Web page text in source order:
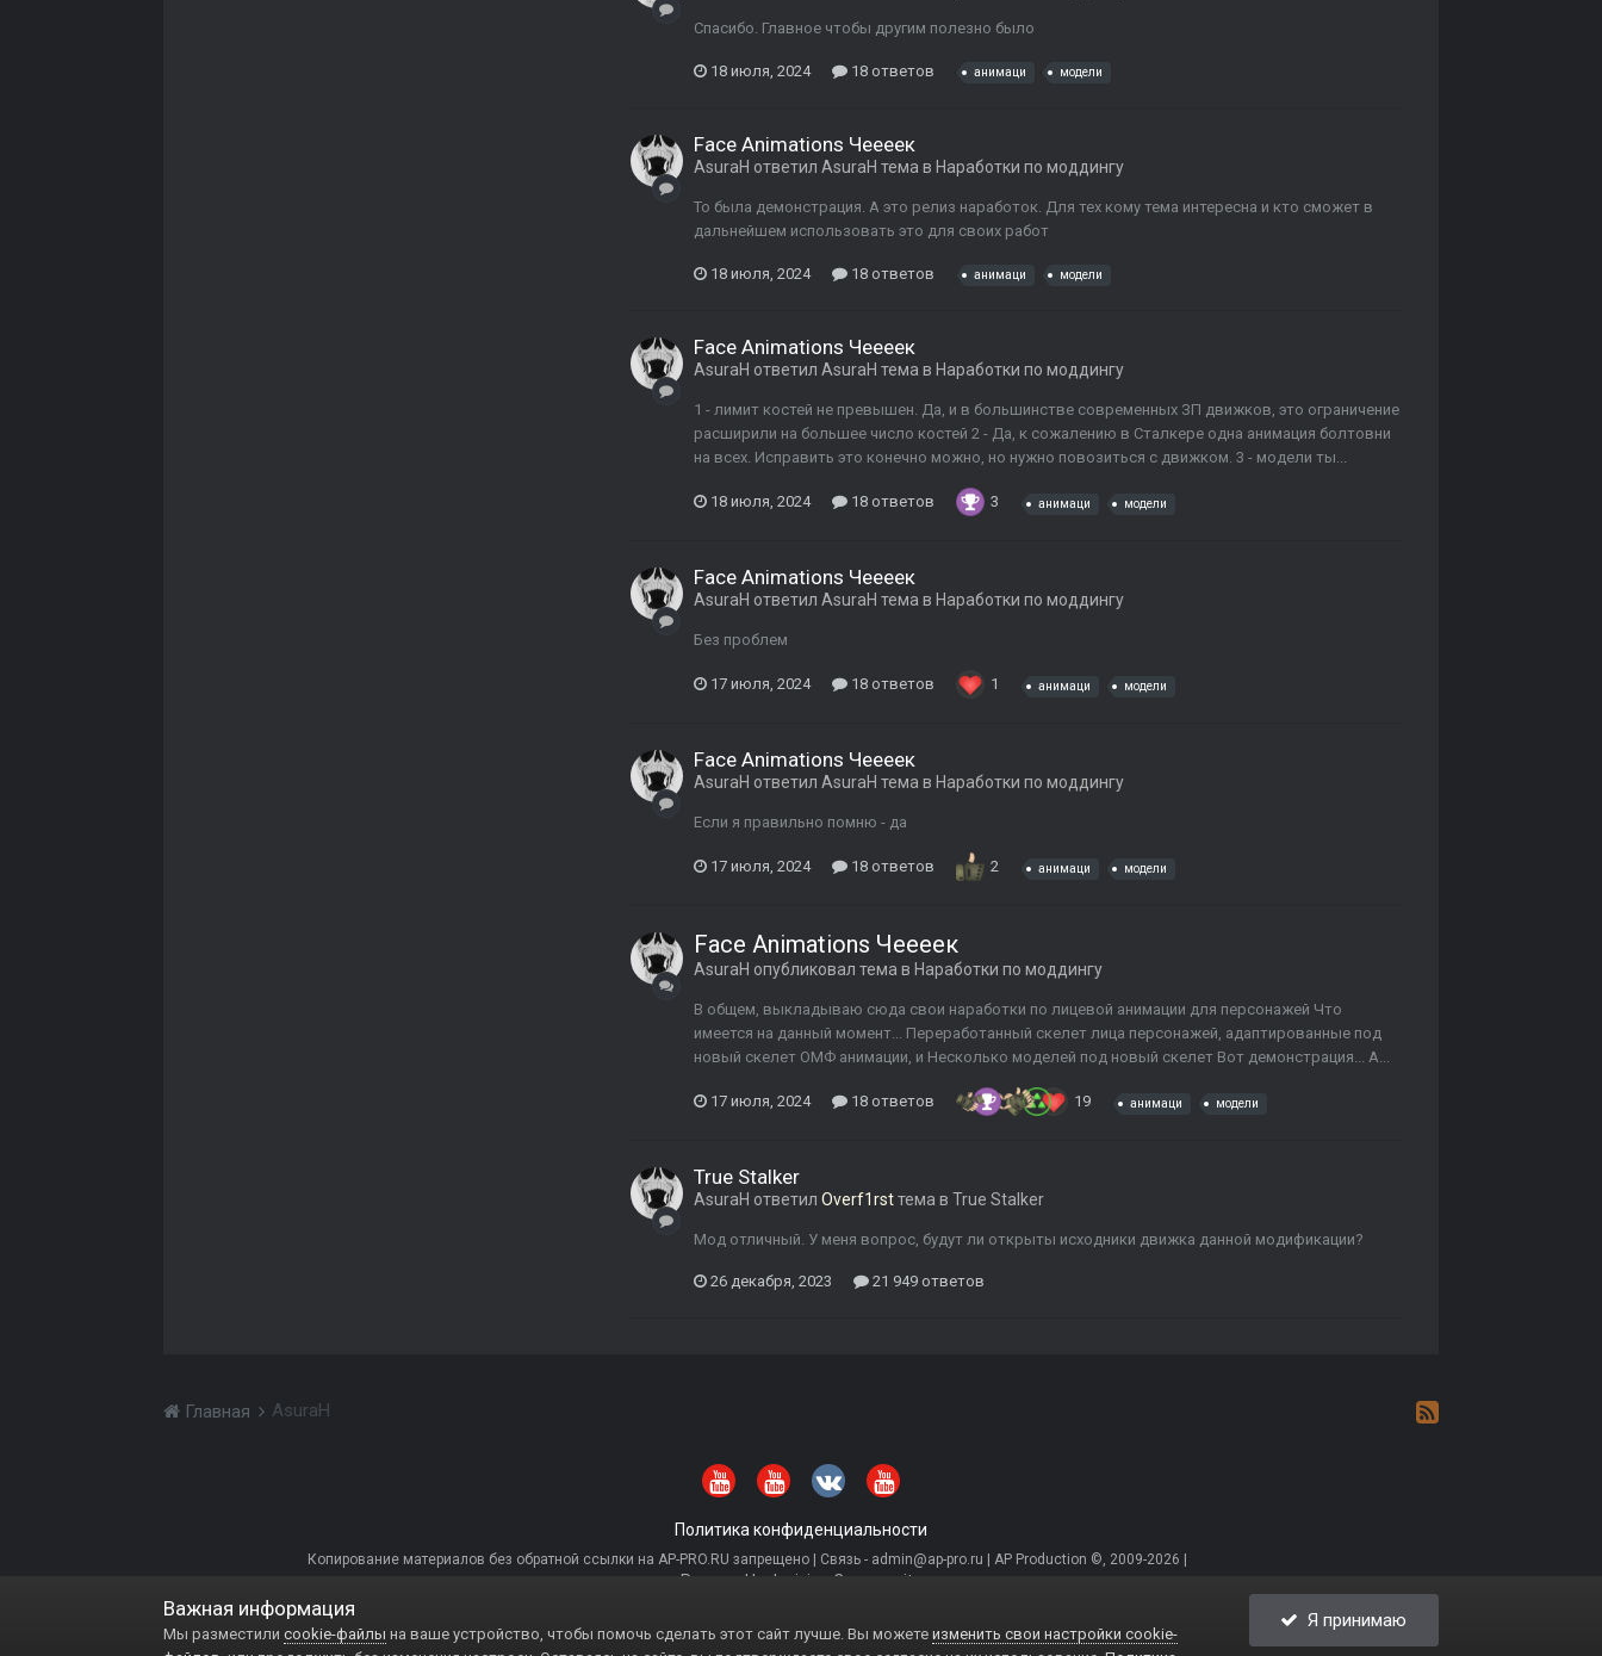
Спасибо. Главное чтобы другим полезно было
18 июля, 2024 18 ответов анимаци модели
Face Animations Чеееек
AsuraH ответил AsuraH тема в Наработки по моддингу
То была демонстрация. А это релиз наработок. Для тех кому тема интересна и кто сможет в
дальнейшем использовать это для своих работ
18 июля, 2024 18 ответов анимаци модели
Face Animations Чеееек
AsuraH ответил AsuraH тема в Наработки по моддингу
1 - лимит костей не превышен. Да, и в большинстве современных ЗП движков, это ограничение
расширили на большее число костей 2 - Да, к сожалению в Сталкере одна анимация болтовни
на всех. Исправить это конечно можно, но нужно повозиться с движком. 3 - модели ты...
18 июля, 2024 18 ответов 3 анимаци модели
Face Animations Чеееек
AsuraH ответил AsuraH тема в Наработки по моддингу
Без проблем
17 июля, 2024 18 ответов 1 анимаци модели
Face Animations Чеееек
AsuraH ответил AsuraH тема в Наработки по моддингу
Если я правильно помню - да
17 июля, 2024 18 ответов 2 анимаци модели
Face Animations Чеееек
AsuraH опубликовал тема в Наработки по моддингу
В общем, выкладываю сюда свои наработки по лицевой анимации для персонажей Что
имеется на данный момент... Переработанный скелет лица персонажей, адаптированные под
новый скелет ОМФ анимации, и Несколько моделей под новый скелет Вот демонстрация... А...
17 июля, 2024 18 ответов 19 анимаци модели
True Stalker
AsuraH ответил Overf1rstтема в True Stalker
Мод отличный. У меня вопрос, будут ли открыты исходники движка данной модификации?
26 декабря, 2023 21 949 ответов
Главная AsuraH
Политика конфиденциальности
Копирование материалов без обратной ссылки на AP-PRO.RU запрещено | Связь - admin@ap-pro.ru | AP Production ©, 2009-2026 |
Powered by Invision Community
Важная информация
Мы разместили cookie-файлы на ваше устройство, чтобы помочь сделать этот сайт лучше. Вы можете изменить свои настройки cookie-
Я принимаю